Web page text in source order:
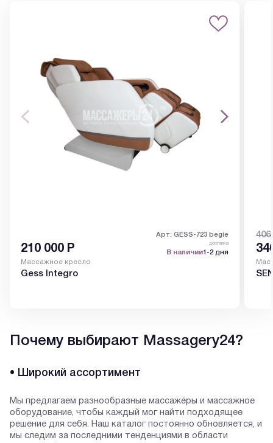
Арт: GESS-723 begie
210 000 Р доставка
В наличии1-2 дня
Массажное кресло
Gess Integro
406
Почему выбирают Massagery24?
• Широкий ассортимент
Мы предлагаем разнообразные массажёры и массажное
оборудование, чтобы каждый мог найти подходящее
решение для себя. Наш каталог постоянно обновляется, и
мы следим за последними тенденциями в области